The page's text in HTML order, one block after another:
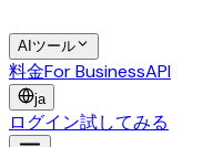
AIツール
料金For BusinessAPI
ja
ログイン試してみる